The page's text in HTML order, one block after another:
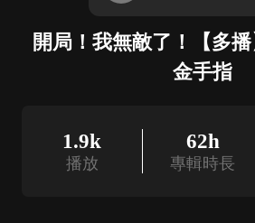
開局！我無敵了！【多
金手指
1.9k
播放
62h
專輯時長